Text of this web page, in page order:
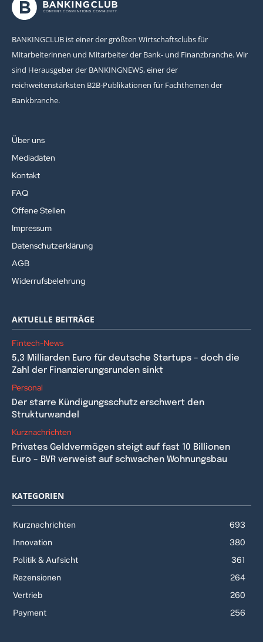
BANKINGCLUB ist einer der größten Wirtschaftsclubs für
Mitarbeiterinnen und Mitarbeiter der Bank- und Finanzbranche. Wir
sind Herausgeber der BANKINGNEWS, einer der
reichweitenstärksten B2B-Publikationen für Fachthemen der
Bankbranche.
Über uns
Mediadaten
Kontakt
FAQ
Offene Stellen
Impressum
Datenschutzerklärung
AGB
Widerrufsbelehrung
AKTUELLE BEITRÄGE
Fintech-News
5,3 Milliarden Euro für deutsche Startups – doch die
Zahl der Finanzierungsrunden sinkt
Personal
Der starre Kündigungsschutz erschwert den
Strukturwandel
Kurznachrichten
Privates Geldvermögen steigt auf fast 10 Billionen
Euro – BVR verweist auf schwachen Wohnungsbau
KATEGORIEN
Kurznachrichten
693
Innovation
380
Politik & Aufsicht
361
Rezensionen
264
Vertrieb
260
Payment
256